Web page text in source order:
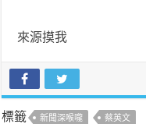
來源摸我
標籤 新聞深喉嚨 蔡英文